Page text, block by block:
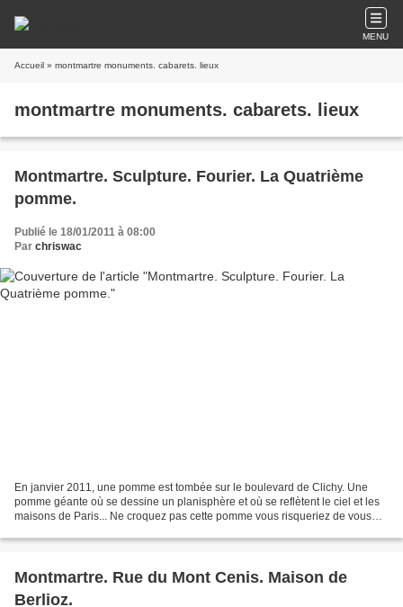
MENU
Accueil » montmartre monuments. cabarets. lieux
montmartre monuments. cabarets. lieux
Montmartre. Sculpture. Fourier. La Quatrième
pomme.
Publié le 18/01/2011 à 08:00
Par chriswac
En janvier 2011, une pomme est tombée sur le boulevard de Clichy. Une
pomme géante où se dessine un planisphère et où se reflètent le ciel et les
maisons de Paris... Ne croquez pas cette pomme vous risqueriez de vous
Montmartre. Rue du Mont Cenis. Maison de
Berlioz.